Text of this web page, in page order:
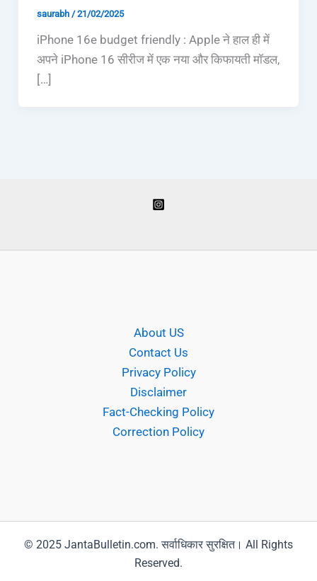
saurabh /21/02/2025
iPhone 16e budget friendly : Apple ने हाल ही में
अपने iPhone 16 सीरीज में एक नया और किफायती मॉडल,
[…]
About US
Contact Us
Privacy Policy
Disclaimer
Fact-Checking Policy
Correction Policy
© 2025 JantaBulletin.com. सर्वाधिकार सुरक्षित। All Rights
Reserved.